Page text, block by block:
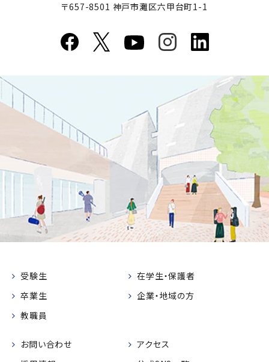
〒657-8501 神戸市灘区六甲台町1-1
受験生
在学生・保護者
卒業生
企業・地域の方
教職員
お問い合わせ
アクセス